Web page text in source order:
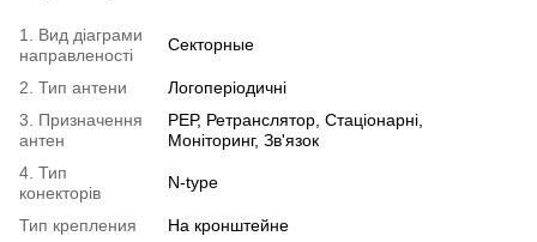
1. Вид діаграми
направленості
Секторные
2. Тип антени
Логоперіодичні
3. Призначення
антен
РЕР, Ретранслятор, Стаціонарні,
Моніторинг, Зв'язок
4. Тип
конекторів
N-type
Тип крепления
На кронштейне